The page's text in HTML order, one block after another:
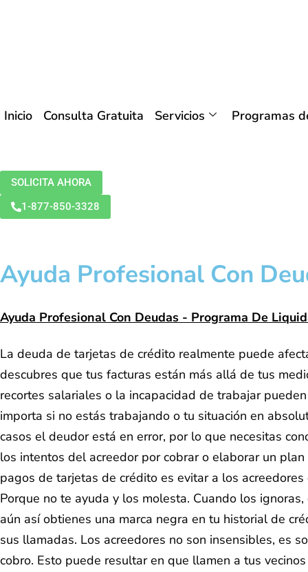
Inicio Consulta Gratuita Servicios Programas
SOLICITA AHORA
1-877-850-3328
Ayuda Profesional Con
Ayuda Profesional Con Deudas - Programa De
La deuda de tarjetas de crédito realmente puede
descubres que tus facturas están más allá de tus
recortes salariales o la incapacidad de trabajar
importa si no estás trabajando o tu situación en
casos el deudor está en error, por lo que necesitas
los intentos del acreedor por cobrar o elaborar un
pagos de tarjetas de crédito es evitar a los
Porque no te ayuda y los molesta. Cuando los
aún así obtienes una marca negra en tu historial de
sus llamadas. Los acreedores no son insensibles, es
cobro. Esto puede resultar en que llamen a tus